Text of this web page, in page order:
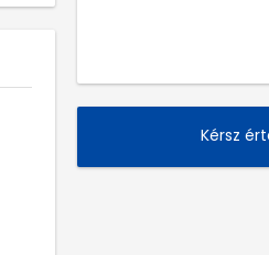
Kérsz